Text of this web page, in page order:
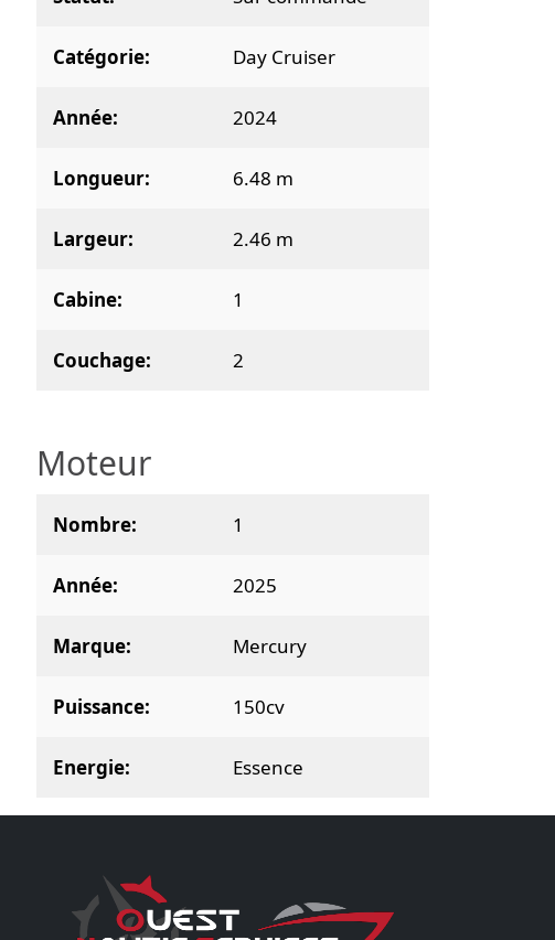
Catégorie Day Cruiser
Année 2024
Longueur 6.48 m
Largeur 2.46 m
Cabine 1
Couchage 2
Moteur
Nombre 1
Année 2025
Marque Mercury
Puissance 150cv
Energie Essence